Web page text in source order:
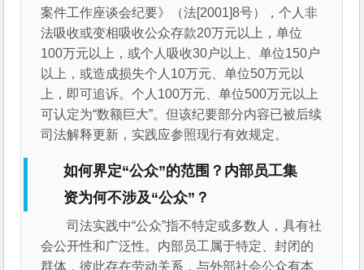
案件工作座谈会纪要》（法[2001]8号），个人非
法吸收或变相吸收公众存款20万元以上，单位
100万元以上，或个人吸收30户以上、单位150户
以上，或造成损失个人10万元、单位50万元以
上，即可追诉。个人100万元、单位500万元以上
可认定为“数额巨大”。但该纪要部分内容已被后续
司法解释更新，实践应参照现行有效规定。
如何界定“公众”的范围？内部员工集
资为何不涉及“公众”？
司法实践中“公众”指不特定或多数人，具有社
会公开性和广泛性。内部员工属于特定、封闭的
群体，彼此存在劳动关系，与外部社会公众有本